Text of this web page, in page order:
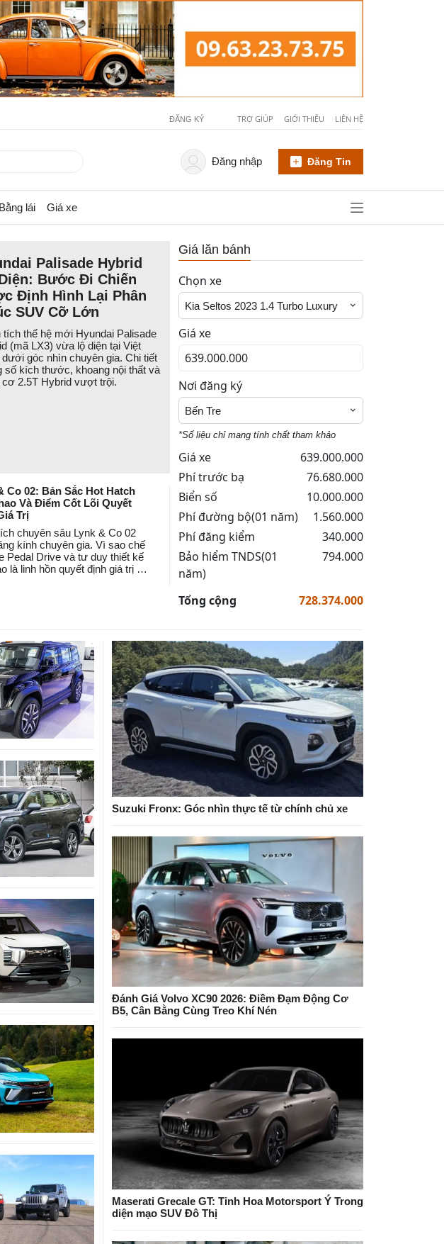
ĐĂNG KÝ TRỢ GIÚP GIỚI THIỆU LIÊN HỆ
Đăng nhập Đăng Tin
Bằng lái Giá xe
Palisade Hybrid
Bước Đi Chiến
Định Hình Lại Phân
SUV Cỡ Lớn
tích thế hệ mới Hyundai Palisade
(mã LX3) vừa lộ diện tại Việt
dưới góc nhìn chuyên gia. Chi tiết
số kích thước, khoang nội thất và
cơ 2.5T Hybrid vượt trội.
Co 02: Bản Sắc Hot Hatch
Và Điểm Cốt Lõi Quyết
Trị
chuyên sâu Lynk & Co 02
kính chuyên gia. Vì sao chế
Pedal Drive và tư duy thiết kế
là linh hồn quyết định giá trị sở
Giá lăn bánh
Chọn xe
Kia Seltos 2023 1.4 Turbo Luxury
Giá xe
Nơi đăng ký
Bến Tre
*Số liệu chỉ mang tính chất tham khảo
Giá xe
639.000.000
Phí trước bạ
76.680.000
Biển số
10.000.000
Phí đường bộ(01 năm)
1.560.000
Phí đăng kiểm
340.000
Bảo hiểm TNDS(01
năm)
794.000
Tổng cộng 728.374.000
Suzuki Fronx: Góc nhìn thực tế từ chính chủ xe
Đánh Giá Volvo XC90 2026: Điềm Đạm Động Cơ
B5, Cân Bằng Cùng Treo Khí Nén
Maserati Grecale GT: Tinh Hoa Motorsport Ý Trong
diện mạo SUV Đô Thị